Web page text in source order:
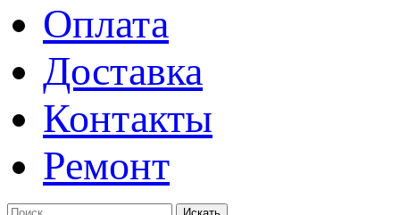
Оплата
Доставка
Контакты
Ремонт